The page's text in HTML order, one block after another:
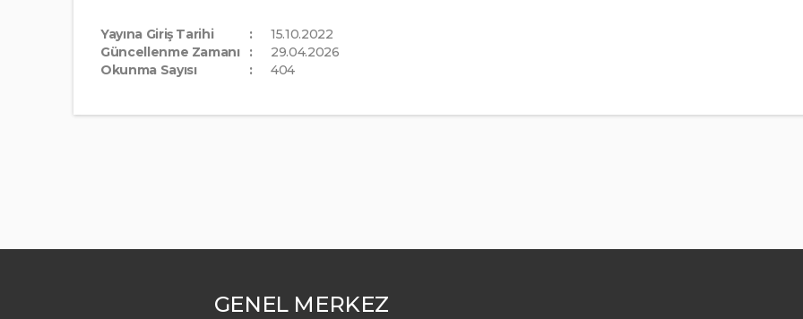
Yayına Giriş Tarihi
15.10.2022
Güncellenme Zamanı
29.04.2026
Okunma Sayısı
404
GENEL MERKEZ